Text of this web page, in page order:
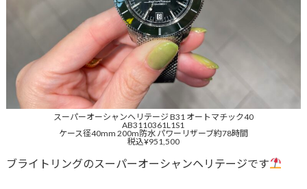
スーパーオーシャンヘリテージ B31 オートマチック40
AB3110361L1S1
ケース径40mm 200m防水 パワーリザーブ約78時間
税込¥951,500
ブライトリングのスーパーオーシャンヘリテージです